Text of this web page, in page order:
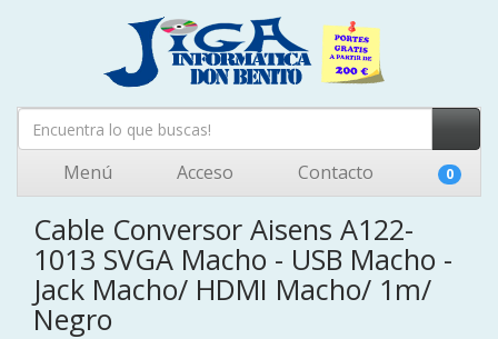
Menú Acceso Contacto 0
Cable Conversor Aisens A122-
1013 SVGA Macho - USB Macho -
Jack Macho/ HDMI Macho/ 1m/
Negro